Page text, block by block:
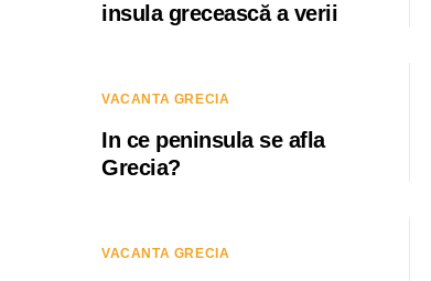
insula grecească a verii
VACANTA GRECIA
In ce peninsula se afla
Grecia?
VACANTA GRECIA